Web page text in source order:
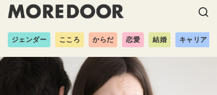
ジェンダー こころ からだ 恋愛 結婚 キャリア